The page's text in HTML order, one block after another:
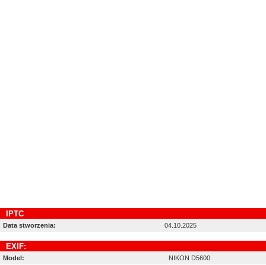
IPTC
Data stworzenia: 04.10.2025
EXIF:
Model:
NIKON D5600